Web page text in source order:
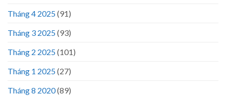
Tháng 4 2025(91)
Tháng 3 2025(93)
Tháng 2 2025(101)
Tháng 1 2025(27)
Tháng 8 2020(89)